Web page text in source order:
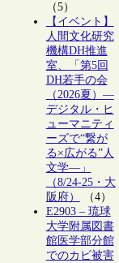
（5）
【イベント】
人間文化研究
機構DH推進
室、「第5回
DH若手の会
（2026夏）―
デジタル・ヒ
ューマニティ
ーズで“繋が
る×広がる”人
文学―」
（8/24-25・大
阪府）
（4）
E2903 – 琉球
大学附属図書
館医学部分館
でのカビ被害